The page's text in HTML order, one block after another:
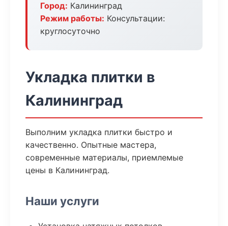
Город: Калининград
Режим работы: Консультации:
круглосуточно
Укладка плитки в
Калининград
Выполним укладка плитки быстро и
качественно. Опытные мастера,
современные материалы, приемлемые
цены в Калининград.
Наши услуги